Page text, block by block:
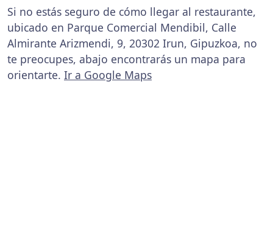
Si no estás seguro de cómo llegar al restaurante,
ubicado en Parque Comercial Mendibil, Calle
Almirante Arizmendi, 9, 20302 Irun, Gipuzkoa, no
te preocupes, abajo encontrarás un mapa para
orientarte. Ir a Google Maps